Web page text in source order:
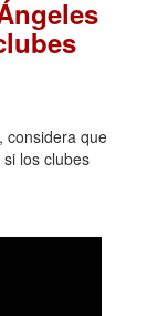
considera que
los clubes